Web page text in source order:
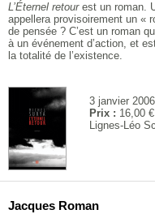
3 janvier 2006
Prix : 16,00 €
Lignes-Léo
L’Éternel retourest un roman.
appellera provisoirement un «
de pensée ? C’est un roman
à un événement d’action, et
la totalité de l’existence.
Jacques Roman